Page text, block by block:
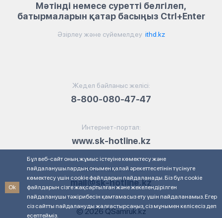
Мәтінді немесе суретті белгілеп,
батырмаларын қатар басыңыз Ctrl+Enter
Әзірлеу және сүйемелдеу ithd.kz
Жедел байланыс желісі:
8-800-080-47-47
Интернет-портал:
www.sk-hotline.kz
Электрондық пошта:
mail@sk-hotline.kz
© 2026 QSamruk.kz
Ok
Бұл веб-сайт оның жұмыс істеуіне көмектесу және
пайдаланушылардың онымен қалай әрекеттесетінін түсінуге
көмектесу үшін cookie файлдарын пайдаланады. Біз бұл cookie
файлдарын сізге жақсартылған және жекелендірілген
пайдаланушы тәжірибесін қамтамасыз ету үшін пайдаланамыз. Егер
сіз сайтты пайдалануды жалғастырсаңыз, сіз мұнымен келісесіз деп
есептейміз.